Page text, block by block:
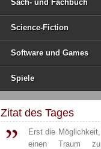
Sach- und Fachbuch
Science-Fiction
Software und Games
Spiele
Zitat des Tages
Erst die Möglichkeit,
einen Traum zu